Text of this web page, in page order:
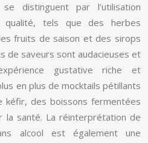
distinguent par l’utilisation
qualité, tels que des herbes
fruits de saison et des sirops
de saveurs sont audacieuses et
gustative riche et
en plus de mocktails pétillants
kéfir, des boissons fermentées
la santé. La réinterprétation de
alcool est également une